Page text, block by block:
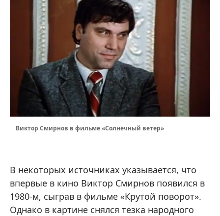
Виктор Смирнов в фильме «Солнечный ветер»
В некоторых источниках указывается, что
впервые в кино Виктор Смирнов появился в
1980-м, сыграв в фильме «Крутой поворот».
Однако в картине снялся тезка народного